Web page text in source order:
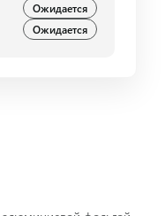
Ожидается
Ожидается